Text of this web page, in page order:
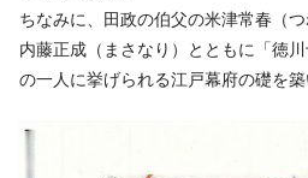
ちなみに、田政の伯父の米津常春（
内藤正成（まさなり）とともに「徳
の一人に挙げられる江戸幕府の礎を築